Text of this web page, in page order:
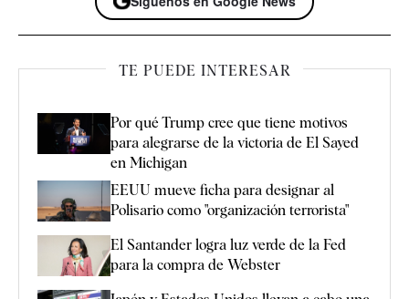
TE PUEDE INTERESAR
Por qué Trump cree que tiene motivos
para alegrarse de la victoria de El Sayed
en Michigan
EEUU mueve ficha para designar al
Polisario como "organización terrorista"
El Santander logra luz verde de la Fed
para la compra de Webster